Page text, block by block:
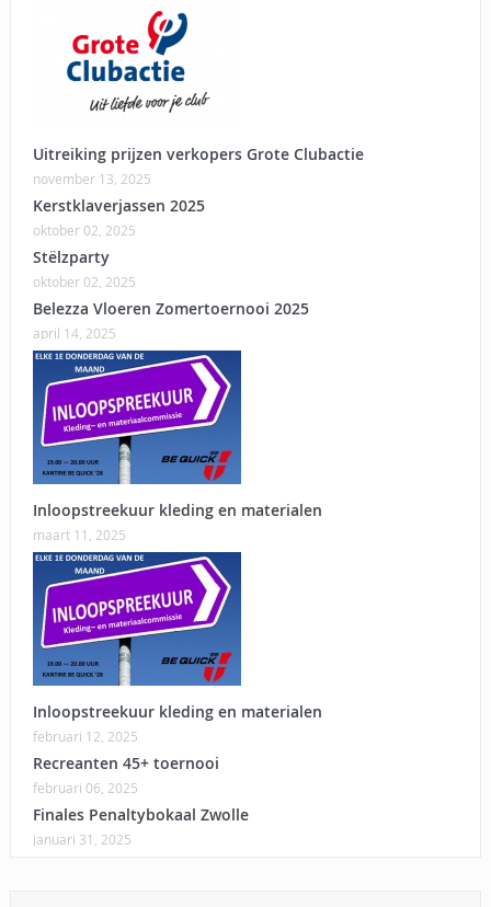
Uitreiking prijzen verkopers Grote Clubactie
november 13, 2025
Kerstklaverjassen 2025
oktober 02, 2025
Stëlzparty
oktober 02, 2025
Belezza Vloeren Zomertoernooi 2025
april 14, 2025
Inloopstreekuur kleding en materialen
maart 11, 2025
Inloopstreekuur kleding en materialen
februari 12, 2025
Recreanten 45+ toernooi
februari 06, 2025
Finales Penaltybokaal Zwolle
januari 31, 2025